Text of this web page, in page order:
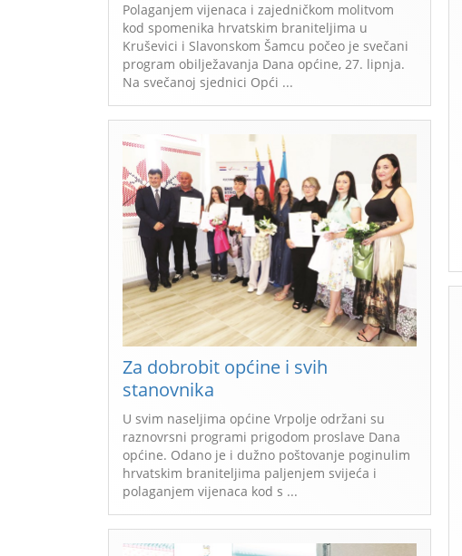
Polaganjem vijenaca i zajedničkom molitvom
kod spomenika hrvatskim braniteljima u
Kruševici i Slavonskom Šamcu počeo je svečani
program obilježavanja Dana općine, 27. lipnja.
Na svečanoj sjednici Opći ...
Za dobrobit općine i svih
stanovnika
U svim naseljima općine Vrpolje održani su
raznovrsni programi prigodom proslave Dana
općine. Odano je i dužno poštovanje poginulim
hrvatskim braniteljima paljenjem svijeća i
polaganjem vijenaca kod s ...